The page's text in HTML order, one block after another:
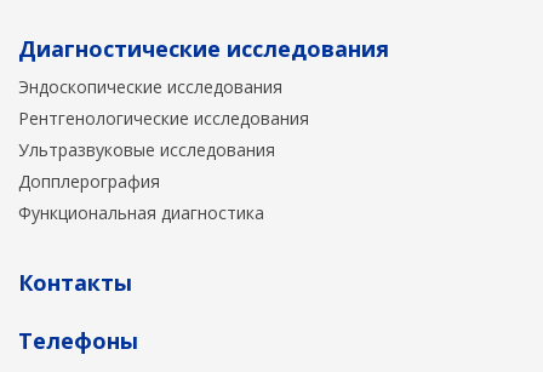
Диагностические исследования
Эндоскопические исследования
Рентгенологические исследования
Ультразвуковые исследования
Допплерография
Функциональная диагностика
Контакты
Телефоны